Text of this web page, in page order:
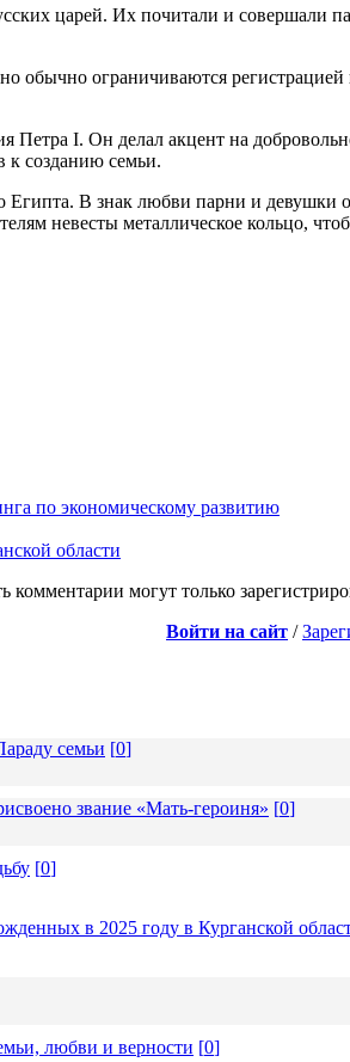
царей. Их почитали и
обычно ограничиваются
Петра I. Он делал акцент на
к созданию семьи.
В знак любви парни и
невесты металлическое кольцо,
по экономическому развитию
области
комментарии могут только
Войти на сайт /
семьи [0]
звание «Мать-героиня» [0]
[0]
в 2025 году в Курганской
любви и верности [0]